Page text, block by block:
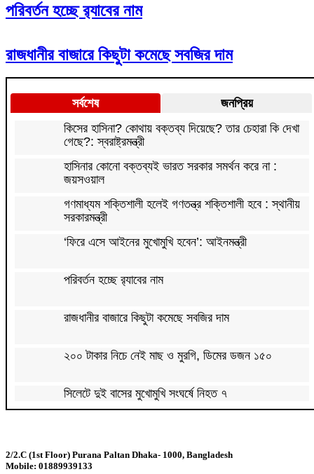
পরিবর্তন হচ্ছে র‌্যাবের নাম
রাজধানীর বাজারে কিছুটা কমেছে সবজির দাম
সর্বশেষ
জনপ্রিয়
কিসের হাসিনা? কোথায় বক্তব্য দিয়েছে? তার চেহারা কি দেখা
গেছে?: স্বরাষ্ট্রমন্ত্রী
হাসিনার কোনো বক্তব্যই ভারত সরকার সমর্থন করে না :
জয়সওয়াল
গণমাধ্যম শক্তিশালী হলেই গণতন্ত্র শক্তিশালী হবে : স্থানীয়
সরকারমন্ত্রী
‘ফিরে এসে আইনের মুখোমুখি হবেন’: আইনমন্ত্রী
পরিবর্তন হচ্ছে র‌্যাবের নাম
রাজধানীর বাজারে কিছুটা কমেছে সবজির দাম
২০০ টাকার নিচে নেই মাছ ও মুরগি, ডিমের ডজন ১৫০
সিলেটে দুই বাসের মুখোমুখি সংঘর্ষে নিহত ৭
বগুড়ায় বাসচাপায় নিহত ৬
2/2.C (1st Floor) Purana Paltan Dhaka- 1000, Bangladesh
Mobile: 01889939133